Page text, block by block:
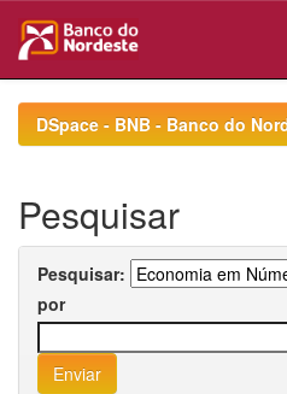
navigationDSpace - BNB - Banco do
Pesquisar
Pesquisar:
por